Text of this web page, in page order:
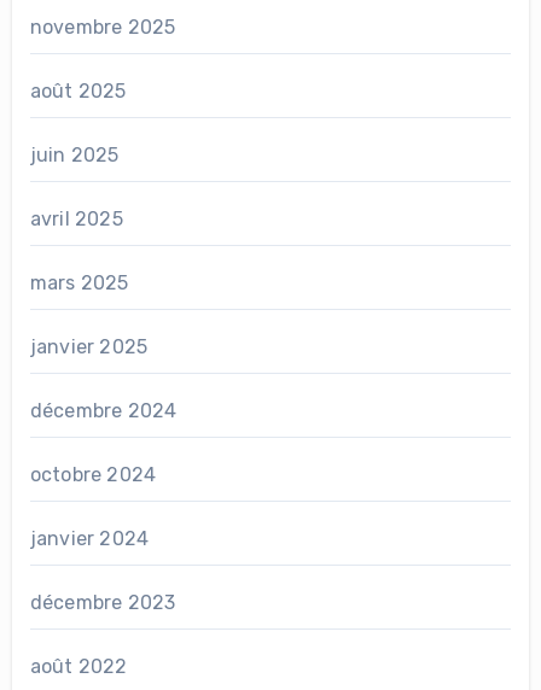
novembre 2025
août 2025
juin 2025
avril 2025
mars 2025
janvier 2025
décembre 2024
octobre 2024
janvier 2024
décembre 2023
août 2022